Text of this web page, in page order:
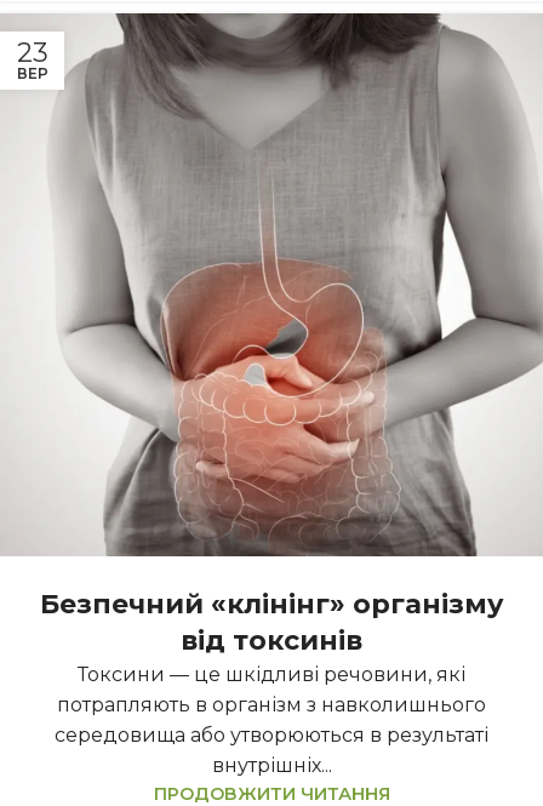
23
ВЕР
Безпечний «клінінг» організму
від токсинів
Токсини — це шкідливі речовини, які
потрапляють в організм з навколишнього
середовища або утворюються в результаті
внутрішніх...
ПРОДОВЖИТИ ЧИТАННЯ